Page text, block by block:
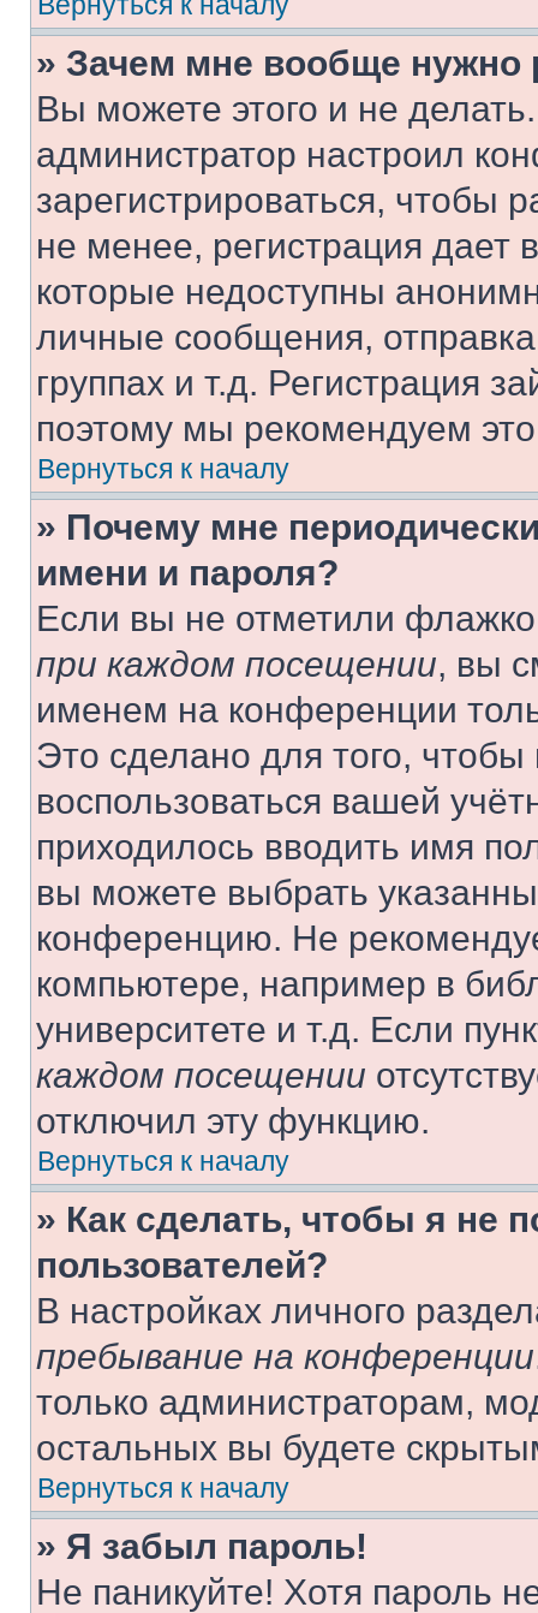
» Зачем мне вообще нужно
Вы можете этого и не
администратор настроил
зарегистрироваться, чтобы
не менее, регистрация
которые недоступны
личные сообщения,
группах и т.д. Регистрация
поэтому мы рекомендуем
Вернуться к началу
» Почему мне
имени и пароля?
Если вы не отметили
при каждом посещении, вы
именем на конференции
Это сделано для того, чтобы
воспользоваться вашей
приходилось вводить имя
вы можете выбрать
конференцию. Не
компьютере, например в
университете и т.д. Если
каждом посещении
отключил эту функцию.
Вернуться к началу
» Как сделать, чтобы я не
пользователей?
В настройках личного
пребывание на конференции
только администраторам,
остальных вы будете
Вернуться к началу
» Я забыл пароль!
Не паникуйте! Хотя пароль